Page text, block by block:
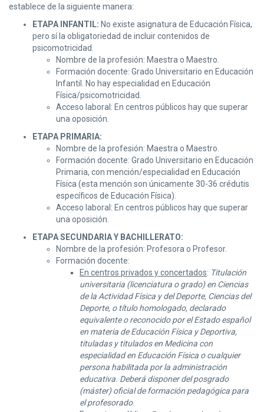
establece de la siguiente manera:
ETAPA INFANTIL: No existe asignatura de Educación Física,
pero sí la obligatoriedad de incluir contenidos de
psicomotricidad.
Nombre de la profesión: Maestra o Maestro.
Formación docente: Grado Universitario en Educación
Infantil. No hay especialidad en Educación
Física/psicomotricidad.
Acceso laboral: En centros públicos hay que superar
una oposición.
ETAPA PRIMARIA:
Nombre de la profesión: Maestra o Maestro.
Formación docente: Grado Universitario en Educación
Primaria, con mención/especialidad en Educación
Física (esta mención son únicamente 30-36 crédutis
específicos de Educación Física).
Acceso laboral: En centros públicos hay que superar
una oposición.
ETAPA SECUNDARIA Y BACHILLERATO:
Nombre de la profesión: Profesora o Profesor.
Formación docente:
En centros privados y concertados: Titulación
universitaria (licenciatura o grado) en Ciencias
de la Actividad Física y del Deporte, Ciencias del
Deporte, o título homologado, declarado
equivalente o reconocido por el Estado español
en materia de Educación Física y Deportiva,
tituladas y titulados en Medicina con
especialidad en Educación Física o cualquier
persona habilitada por la administración
educativa. Deberá disponer del posgrado
(máster) oficial de formación pedagógica para
el profesorado.